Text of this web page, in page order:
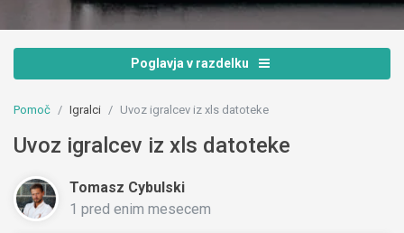
Poglavja v razdelku
Pomoč Igralci Uvoz igralcev iz xls datoteke
Uvoz igralcev iz xls datoteke
Tomasz Cybulski
1 pred enim mesecem